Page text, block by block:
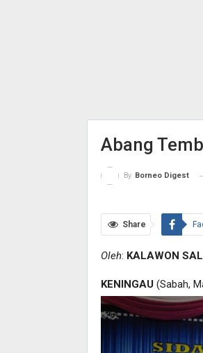
Abang
By Borneo Digest
Share
Oleh: KALAWON
KENINGAU(Sabah,